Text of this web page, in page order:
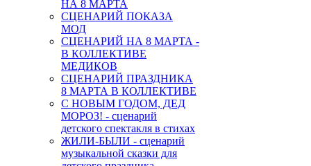
НА 8 МАРТА
СЦЕНАРИЙ ПОКАЗА
МОД
СЦЕНАРИЙ НА 8 МАРТА -
В КОЛЛЕКТИВЕ
МЕДИКОВ
СЦЕНАРИЙ ПРАЗДНИКА
8 МАРТА В КОЛЛЕКТИВЕ
С НОВЫМ ГОДОМ, ДЕД
МОРОЗ! - сценарий
детского спектакля в стихах
ЖИЛИ-БЫЛИ - сценарий
музыкальной сказки для